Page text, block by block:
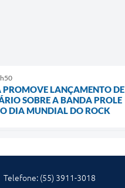
PROMOVE LANÇAMENTO DE
SOBRE A BANDA PROLE
DIA MUNDIAL DO ROCK
Telefone: (55) 3911-3018